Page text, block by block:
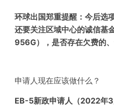
环球出国郑重提醒：今后选
还要关注区域中心的诚信基
956G），是否存在欠费的、
申请人现在应该做什么？
EB-5新政申请人（2022年3